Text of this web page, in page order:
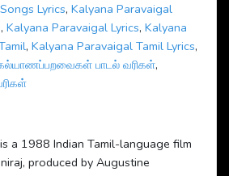
Lyrics, Kalyana Paravaigal
, Kalyana Paravaigal Lyrics, Kalyana
, Kalyana Paravaigal Tamil Lyrics,
பாடல் வரிகள்,
a 1988 Indian Tamil-language film
produced by Augustine